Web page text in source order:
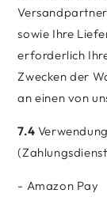
sowie Ihre
erforderlich
Zwecken der
an einen von
7.4
- Amazon Pay